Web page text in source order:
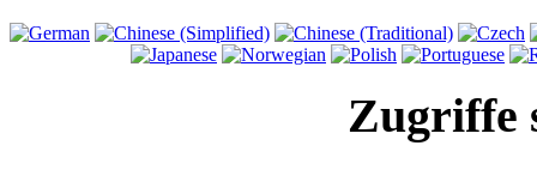
Zugriffe